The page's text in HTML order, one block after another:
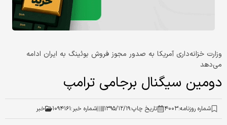
وزارت خزانه‌داری آمریکا به صدور مجوز فروش بوئینگ به ایران ادامه
می‌دهد
دومین سیگنال برجامی ترامپ
شماره روزنامه:۴۰۰۳ تاریخ چاپ:۱۳۹۵/۱۲/۱۹ شماره خبر:۱۰۹۴۱۶۱ خبر